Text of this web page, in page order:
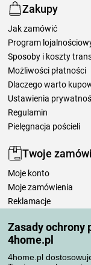
Zasady ochrony
4home.pl
4home.pl
Zakupy
Jak zamówić
Program
Sposoby i koszty
Możliwości płatności
Dlaczego warto
Ustawienia
Regulamin
Pielęgnacja pościeli
Twoje
Moje konto
Moje zamówienia
Reklamacje
Zasady
Sposoby